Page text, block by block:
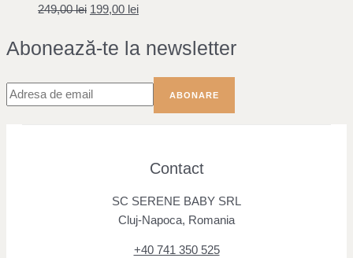
249,00lei 199,00 lei
Abonează-te la newsletter
Contact
SC SERENE BABY SRL
Cluj-Napoca, Romania
+40 741 350 525